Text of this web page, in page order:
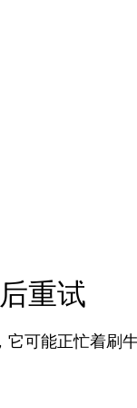
重试
它可能正忙着刷